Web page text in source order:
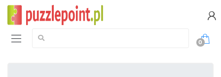
Szukaj:
0